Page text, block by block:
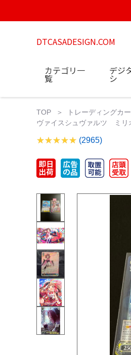
DTCASADESIGN.COM
カテゴリ一
覧
デジ
シ
TOP トレーディングカ
ヴァイスシュヴァルツ ミリ
(2965)